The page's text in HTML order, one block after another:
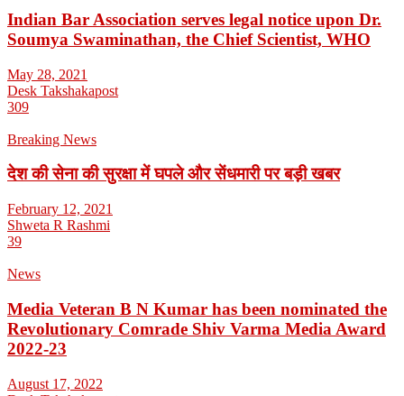
Indian Bar Association serves legal notice upon Dr.
Soumya Swaminathan, the Chief Scientist, WHO
May 28, 2021
Desk Takshakapost
309
Breaking News
देश की सेना की सुरक्षा में घपले और सेंधमारी पर बड़ी खबर
February 12, 2021
Shweta R Rashmi
39
News
Media Veteran B N Kumar has been nominated the
Revolutionary Comrade Shiv Varma Media Award
2022-23
August 17, 2022